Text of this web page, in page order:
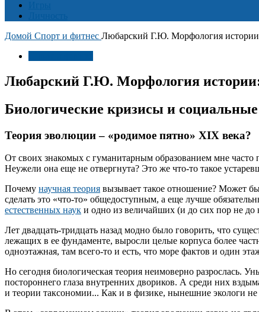
Домой Спорт и фитнес Любарский Г.Ю. Морфология истории:
Любарский Г.Ю. Морфология истории:
Биологические кризисы и
Теория эволюции – «родимое пятно» XIX века?
От своих знакомых с гуманитарным образованием мне
Неужели она еще не отвергнута? Это же что-то такое
Почему научная теория вызывает такое отношение? Может
сделать это «что-то» общедоступным, а еще лучше
естественных наук и одно из величайших (и до сих пор не до
Лет двадцать-тридцать назад модно было говорить, что
лежащих в ее фундаменте, выросли целые корпуса более
одноэтажная, там всего-то и есть, что море фактов и один
Но сегодня биологическая теория неимоверно разрослась.
постороннего глаза внутренних двориков. А среди них
и теории таксономии... Как и в физике, нынешние экологи